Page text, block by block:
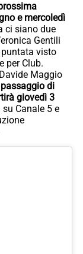
e mercoledì
ci siano due
Gentili
puntata visto
per Club.
Maggio
di
giovedì 3
Canale 5 e